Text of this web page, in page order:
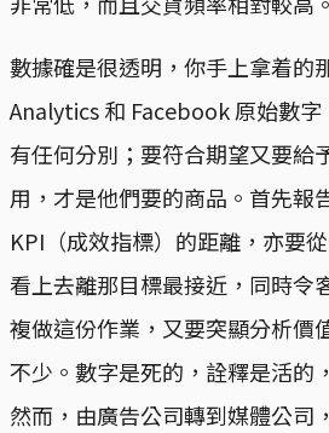
數據確是很透明，你手上拿着的
Analytics 和 Facebook 原始數
有任何分別；要符合期望又要給
用，才是他們要的商品。首先報
KPI（成效指標）的距離，亦要
看上去離那目標最接近，同時令
複做這份作業，又要突顯分析價
不少。數字是死的，詮釋是活的
然而，由廣告公司轉到媒體公司